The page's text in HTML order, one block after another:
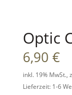
Optic
6,90 €
inkl. 19% MwSt.,
Lieferzeit: 1-6